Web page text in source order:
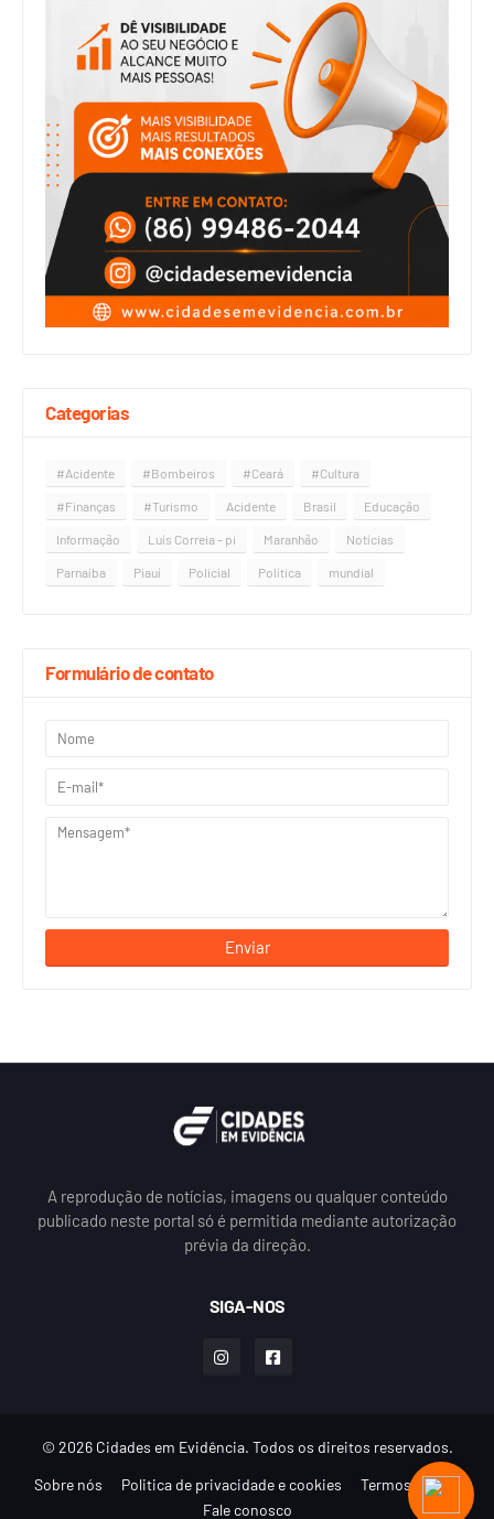
Categorias
#Acidente #Bombeiros #Ceará #Cultura
#Finanças #Turismo Acidente Brasil Educação
Informação Luís Correia - pi Maranhão Notícias
Parnaíba Piauí Policial Política mundial
Formulário de contato
A reprodução de notícias, imagens ou qualquer conteúdo
publicado neste portal só é permitida mediante autorização
prévia da direção.
SIGA-NOS
© 2026 Cidades em Evidência. Todos os direitos reservados.
Sobre nós
Politica de privacidade e cookies
Termos de uso
Fale conosco